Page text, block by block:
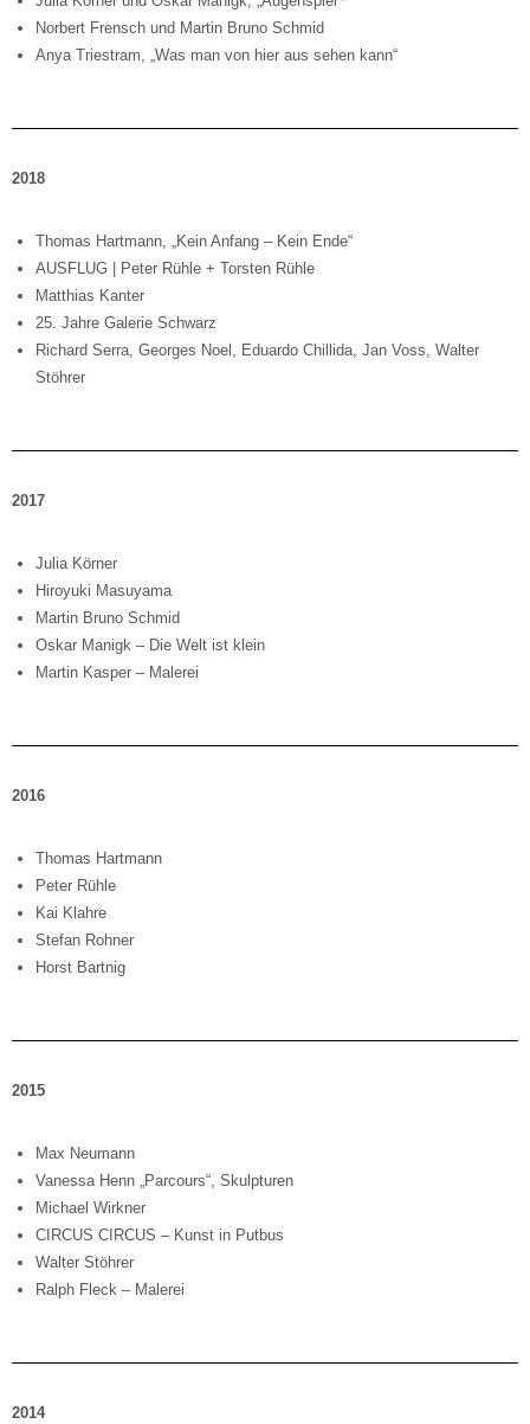
Norbert Frensch und Martin Bruno Schmid
Anya Triestram, „Was man von hier aus sehen kann“
2018
Thomas Hartmann, „Kein Anfang – Kein Ende“
AUSFLUG | Peter Rühle + Torsten Rühle
Matthias Kanter
25. Jahre Galerie Schwarz
Richard Serra, Georges Noel, Eduardo Chillida, Jan Voss, Walter
Stöhrer
2017
Julia Körner
Hiroyuki Masuyama
Martin Bruno Schmid
Oskar Manigk – Die Welt ist klein
Martin Kasper – Malerei
2016
Thomas Hartmann
Peter Rühle
Kai Klahre
Stefan Rohner
Horst Bartnig
2015
Max Neumann
Vanessa Henn „Parcours“, Skulpturen
Michael Wirkner
CIRCUS CIRCUS – Kunst in Putbus
Walter Stöhrer
Ralph Fleck – Malerei
2014